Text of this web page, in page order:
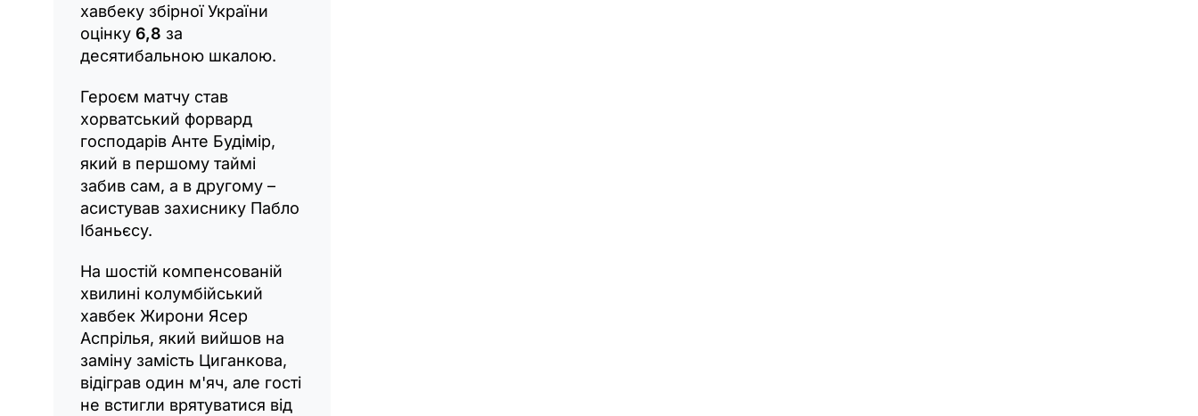
хавбеку збірної України
оцінку 6,8 за
десятибальною шкалою.
Героєм матчу став
хорватський форвард
господарів Анте Будімір,
який в першому таймі
забив сам, а в другому –
асистував захиснику Пабло
Ібаньєсу.
На шостій компенсованій
хвилині колумбійський
хавбек Жирони Ясер
Аспрілья, який вийшов на
заміну замість Циганкова,
відіграв один м'яч, але гості
не встигли врятуватися від